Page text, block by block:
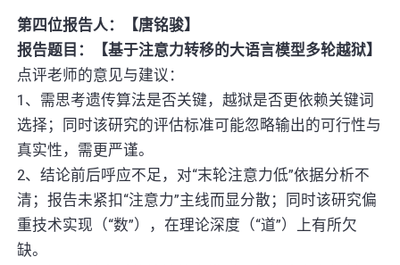
第四位报告人：【唐铭骏】
报告题目：【基于注意力转移的大语言模型多轮越狱】
点评老师的意见与建议：
1、需思考遗传算法是否关键，越狱是否更依赖关键词
选择；同时该研究的评估标准可能忽略输出的可行性与
真实性，需更严谨。
2、结论前后呼应不足，对“末轮注意力低”依据分析不
清；报告未紧扣“注意力”主线而显分散；同时该研究偏
重技术实现（“数”），在理论深度（“道”）上有所欠
缺。